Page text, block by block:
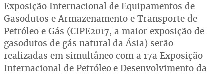
Exposição Internacional de Equipamentos de
Gasodutos e Armazenamento e Transporte de
Petróleo e Gás (CIPE2017, a maior exposição de
gasodutos de gás natural da Ásia) serão
realizadas em simultâneo com a 17a Exposição
Internacional de Petróleo e Desenvolvimento da